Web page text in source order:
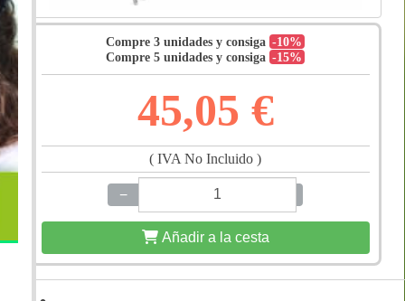
Compre 3 unidades y consiga-10%
Compre 5 unidades y consiga-15%
45,05 €
( IVA No Incluido )
−
Añadir a la cesta